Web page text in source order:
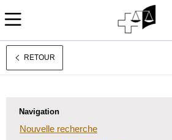
Deutsch
RETOUR
Navigation
Nouvelle recherche